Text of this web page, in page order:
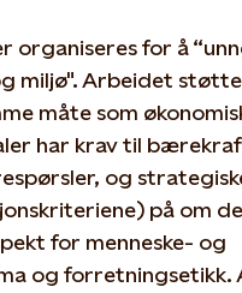
organiseres for å
miljø". Arbeidet
måte som
har krav til
og
på om
for menneske- og
og forretningsetikk.